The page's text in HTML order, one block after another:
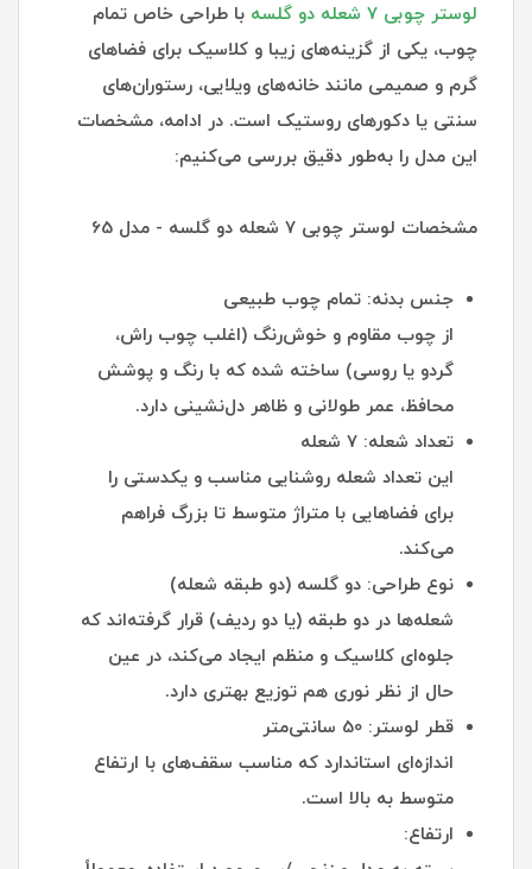
لوستر چوبی ۷ شعله دو گلسه
با طراحی خاص تمام
چوب، یکی از گزینه‌های زیبا و کلاسیک برای فضاهای
گرم و صمیمی مانند خانه‌های ویلایی، رستوران‌های
سنتی یا دکورهای روستیک است. در ادامه، مشخصات
این مدل را به‌طور دقیق بررسی می‌کنیم:
مشخصات لوستر چوبی ۷ شعله دو گلسه - مدل 65
جنس بدنه: تمام چوب طبیعی
از چوب مقاوم و خوش‌رنگ (اغلب چوب راش،
گردو یا روسی) ساخته شده که با رنگ و پوشش
محافظ، عمر طولانی و ظاهر دل‌نشینی دارد.
تعداد شعله: 7 شعله
این تعداد شعله روشنایی مناسب و یکدستی را
برای فضاهایی با متراژ متوسط تا بزرگ فراهم
می‌کند.
نوع طراحی: دو گلسه (دو طبقه شعله)
شعله‌ها در دو طبقه (یا دو ردیف) قرار گرفته‌اند که
جلوه‌ای کلاسیک و منظم ایجاد می‌کند، در عین
حال از نظر نوری هم توزیع بهتری دارد.
قطر لوستر: 50 سانتی‌متر
اندازه‌ای استاندارد که مناسب سقف‌های با ارتفاع
متوسط به بالا است.
ارتفاع: